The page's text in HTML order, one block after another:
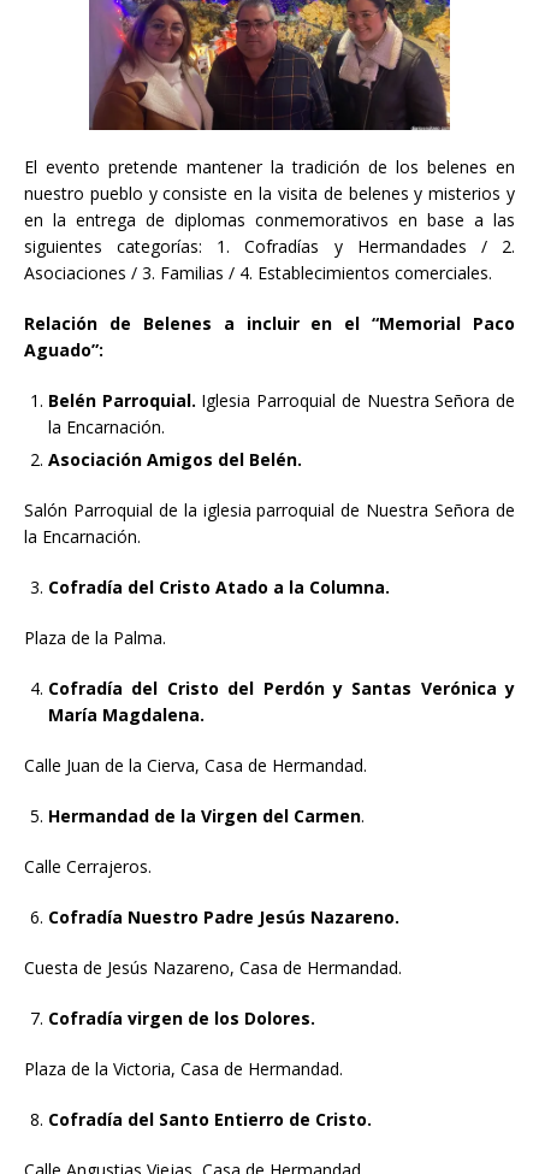
El evento pretende mantener la tradición de los belenes en
nuestro pueblo y consiste en la visita de belenes y misterios y
en la entrega de diplomas conmemorativos en base a las
siguientes categorías: 1. Cofradías y Hermandades / 2.
Asociaciones / 3. Familias / 4. Establecimientos comerciales.
Relación de Belenes a incluir en el “Memorial Paco
Aguado”:
Belén Parroquial. Iglesia Parroquial de Nuestra Señora de
la Encarnación.
Asociación Amigos del Belén.
Salón Parroquial de la iglesia parroquial de Nuestra Señora de
la Encarnación.
Cofradía del Cristo Atado a la Columna.
Plaza de la Palma.
Cofradía del Cristo del Perdón y Santas Verónica y
María Magdalena.
Calle Juan de la Cierva, Casa de Hermandad.
Hermandad de la Virgen del Carmen.
Calle Cerrajeros.
Cofradía Nuestro Padre Jesús Nazareno.
Cuesta de Jesús Nazareno, Casa de Hermandad.
Cofradía virgen de los Dolores.
Plaza de la Victoria, Casa de Hermandad.
Cofradía del Santo Entierro de Cristo.